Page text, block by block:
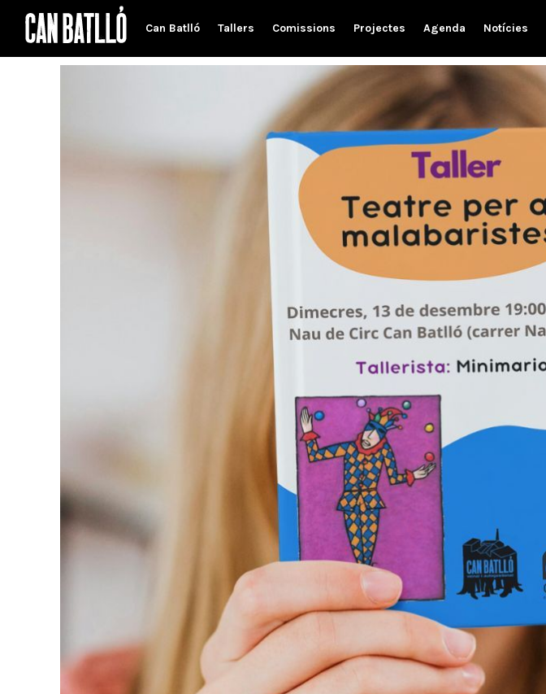
Can Batlló Tallers Comissions Projectes Agenda Notícies